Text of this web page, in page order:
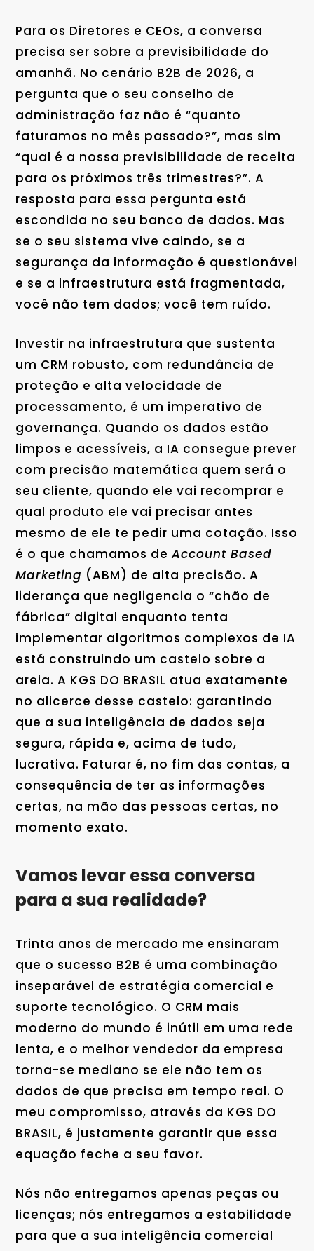
Para os Diretores e CEOs, a conversa
precisa ser sobre a previsibilidade do
amanhã. No cenário B2B de 2026, a
pergunta que o seu conselho de
administração faz não é “quanto
faturamos no mês passado?”, mas sim
“qual é a nossa previsibilidade de receita
para os próximos três trimestres?”. A
resposta para essa pergunta está
escondida no seu banco de dados. Mas
se o seu sistema vive caindo, se a
segurança da informação é questionável
e se a infraestrutura está fragmentada,
você não tem dados; você tem ruído.
Investir na infraestrutura que sustenta
um CRM robusto, com redundância de
proteção e alta velocidade de
processamento, é um imperativo de
governança. Quando os dados estão
limpos e acessíveis, a IA consegue prever
com precisão matemática quem será o
seu cliente, quando ele vai recomprar e
qual produto ele vai precisar antes
mesmo de ele te pedir uma cotação. Isso
é o que chamamos de Account Based
Marketing (ABM) de alta precisão. A
liderança que negligencia o “chão de
fábrica” digital enquanto tenta
implementar algoritmos complexos de IA
está construindo um castelo sobre a
areia. A KGS DO BRASIL atua exatamente
no alicerce desse castelo: garantindo
que a sua inteligência de dados seja
segura, rápida e, acima de tudo,
lucrativa. Faturar é, no fim das contas, a
consequência de ter as informações
certas, na mão das pessoas certas, no
momento exato.
Vamos levar essa conversa
para a sua realidade?
Trinta anos de mercado me ensinaram
que o sucesso B2B é uma combinação
inseparável de estratégia comercial e
suporte tecnológico. O CRM mais
moderno do mundo é inútil em uma rede
lenta, e o melhor vendedor da empresa
torna-se mediano se ele não tem os
dados de que precisa em tempo real. O
meu compromisso, através da KGS DO
BRASIL, é justamente garantir que essa
equação feche a seu favor.
Nós não entregamos apenas peças ou
licenças; nós entregamos a estabilidade
para que a sua inteligência comercial